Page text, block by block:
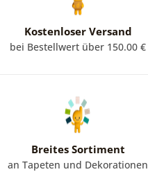
Kostenloser Versand
bei Bestellwert über 150.00 €
Breites Sortiment
an Tapeten und Dekorationen